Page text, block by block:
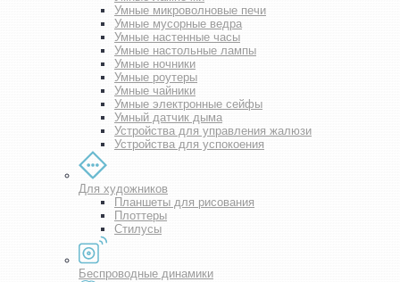
Умные микроволновые печи
Умные мусорные ведра
Умные настенные часы
Умные настольные лампы
Умные ночники
Умные роутеры
Умные чайники
Умные электронные сейфы
Умный датчик дыма
Устройства для управления жалюзи
Устройства для успокоения
Для художников
Планшеты для рисования
Плоттеры
Стилусы
Беспроводные динамики